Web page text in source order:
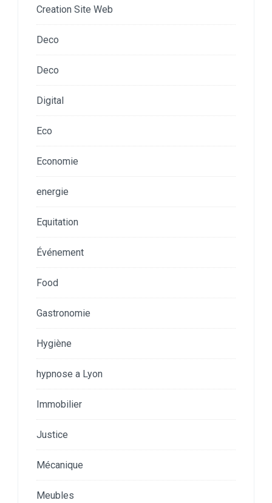
Creation Site Web
Deco
Deco
Digital
Eco
Economie
energie
Equitation
Événement
Food
Gastronomie
Hygiène
hypnose a Lyon
Immobilier
Justice
Mécanique
Meubles